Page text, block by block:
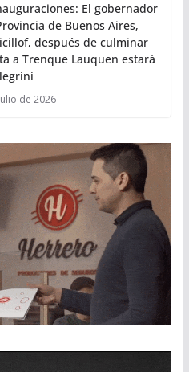
El gobernador
de Buenos Aires,
después de culminar
a Trenque Lauquen estará
de 2026